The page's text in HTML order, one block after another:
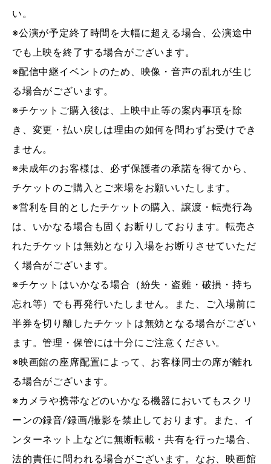
い。
※公演が予定終了時間を大幅に超える場合、公演途中
でも上映を終了する場合がございます。
※配信中継イベントのため、映像・音声の乱れが生じ
る場合がございます。
※チケットご購入後は、上映中止等の案内事項を除
き、変更・払い戻しは理由の如何を問わずお受けでき
ません。
※未成年のお客様は、必ず保護者の承諾を得てから、
チケットのご購入とご来場をお願いいたします。
※営利を目的としたチケットの購入、譲渡・転売行為
は、いかなる場合も固くお断りしております。転売さ
れたチケットは無効となり入場をお断りさせていただ
く場合がございます。
※チケットはいかなる場合（紛失・盗難・破損・持ち
忘れ等）でも再発行いたしません。また、ご入場前に
半券を切り離したチケットは無効となる場合がござい
ます。管理・保管には十分にご注意ください。
※映画館の座席配置によって、お客様同士の席が離れ
る場合がございます。
※カメラや携帯などのいかなる機器においてもスクリ
ーンの録音/録画/撮影を禁止しております。また、イ
ンターネット上などに無断転載・共有を行った場合、
法的責任に問われる場合がございます。なお、映画館